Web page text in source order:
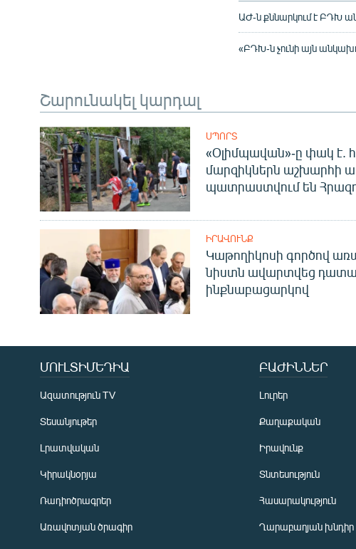
ԱԺ-ն քննարկում է ԲԴԽ
«ԲԴԽ-ն չունի այն
Շարունակել կարդալ
ՍՊՈՐՏ
«Օլիմպավան»-ը փակ է.
մարզիկներն աշխարհի
պատրաստվում են
ԻՐԱՎՈՒՆՔ
Կաթողիկոսի գործով
նիստն ավարտվեց
ինքնաբացարկով
ՄՈՒԼՏԻՄԵԴԻԱ
Ազատություն TV
Տեսանյութեր
Լրատվական
Կիրակնօրյա
Ռադիոծրագրեր
Առավոտյան ծրագիր
ԲԱԺԻՆՆԵՐ
Լուրեր
Քաղաքական
Իրավունք
Տնտեսություն
Հասարակություն
Ղարաբաղյան խնդիր